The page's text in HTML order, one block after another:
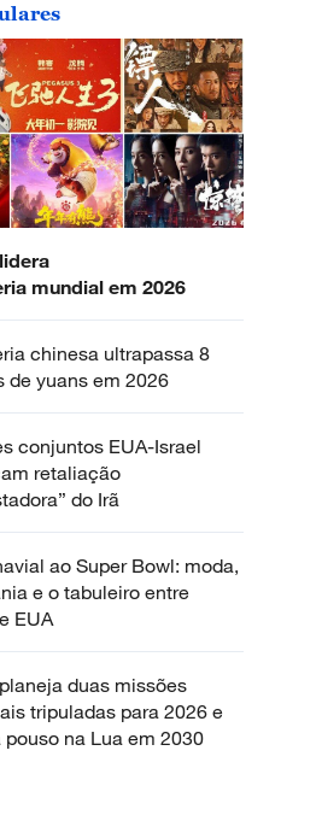
mundial em 2026
chinesa ultrapassa 8
de yuans em 2026
conjuntos EUA-Israel
retaliação
do Irã
ao Super Bowl: moda,
e o tabuleiro entre
EUA
duas missões
tripuladas para 2026 e
na Lua em 2030